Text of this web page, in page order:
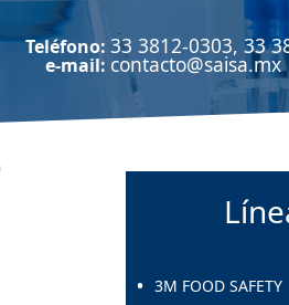
Teléfono: 33 3812-0303, 33
e-mail: contacto@saisa.mx
3M FOOD SAFETY